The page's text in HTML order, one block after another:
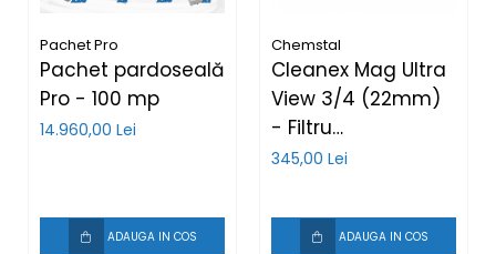
Pachet Pro
Pachet pardoseală
Pro - 100 mp
14.960,00 Lei
ADAUGA IN COS
Chemstal
Cleanex Mag Ultra
View 3/4 (22mm)
- Filtru
antimagnetita
instalatia termica
345,00 Lei
ADAUGA IN COS